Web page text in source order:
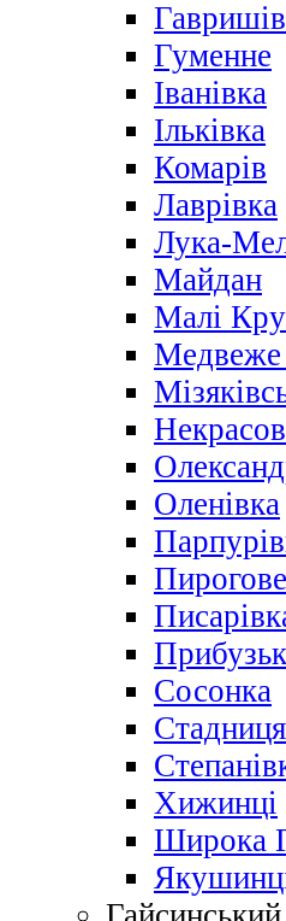
Гуменне
Іванівка
Ільківка
Комарів
Лаврівка
Лука-
Майдан
Малі
Оленівка
Пирогове
Сосонка
Стадниця
Хижинці
Широка